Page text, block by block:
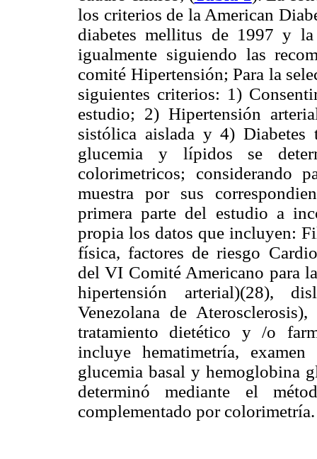
los criterios de la American
diabetes mellitus de 1997 y
igualmente siguiendo las
comité Hipertensión; Para la
siguientes criterios: 1)
estudio; 2) Hipertensión
sistólica aislada y 4)
glucemia y lípidos se
colorimetricos;
muestra por sus
primera parte del estudio a
propia los datos que incluyen:
física, factores de riesgo
del VI Comité Americano para
hipertensión arterial)(28),
Venezolana de
tratamiento dietético y /o
incluye hematimetría,
glucemia basal y hemoglobina
determinó mediante el
complementado por colorimetría.